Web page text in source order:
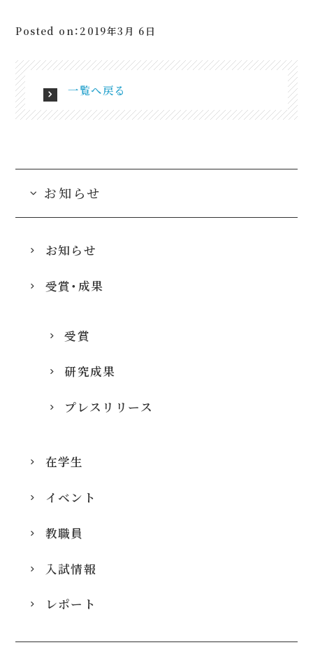
Posted on：2019年3月 6日
一覧へ戻る
お知らせ
お知らせ
受賞・成果
受賞
研究成果
プレスリリース
在学生
イベント
教職員
入試情報
レポート